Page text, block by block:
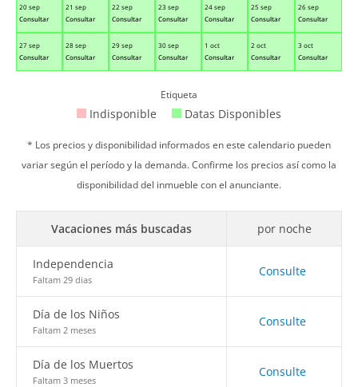
20 sep
Consultar
21 sep
Consultar
22 sep
Consultar
23 sep
Consultar
24 sep
Consultar
25 sep
Consultar
26 sep
Consultar
27 sep
Consultar
28 sep
Consultar
29 sep
Consultar
30 sep
Consultar
1 oct
Consultar
2 oct
Consultar
3 oct
Consultar
Etiqueta
Indisponible Datas Disponibles
* Los precios y disponibilidad informados en este calendario pueden
variar según el período y la demanda. Confirme los precios así como la
disponibilidad del inmueble con el anunciante.
Vacaciones más buscadas por noche
Independencia
Faltam 29 dias
Consulte
Día de los Niños
Faltam 2 meses
Consulte
Día de los Muertos
Faltam 3 meses
Consulte